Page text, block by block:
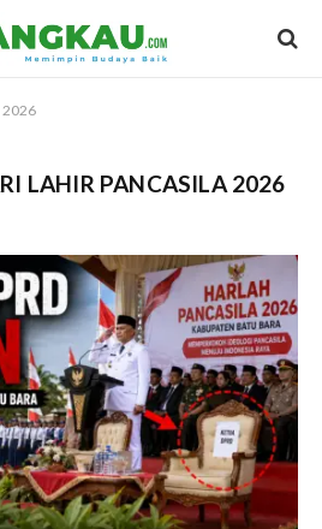
2026
LAHIR PANCASILA 2026